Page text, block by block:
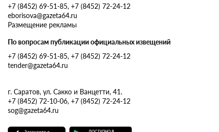
+7 (8452) 69-51-85, +7 (8452) 72-24-12
eborisova@gazeta64.ru
Размещение рекламы
По вопросам публикации официальных извещений
+7 (8452) 69-51-85, +7 (8452) 72-24-12
tender@gazeta64.ru
г. Саратов, ул. Сакко и Ванцетти, 41.
+7 (8452) 72-10-06, +7 (8452) 72-24-12
sog@gazeta64.ru